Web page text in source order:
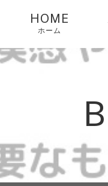
HOME
ホーム